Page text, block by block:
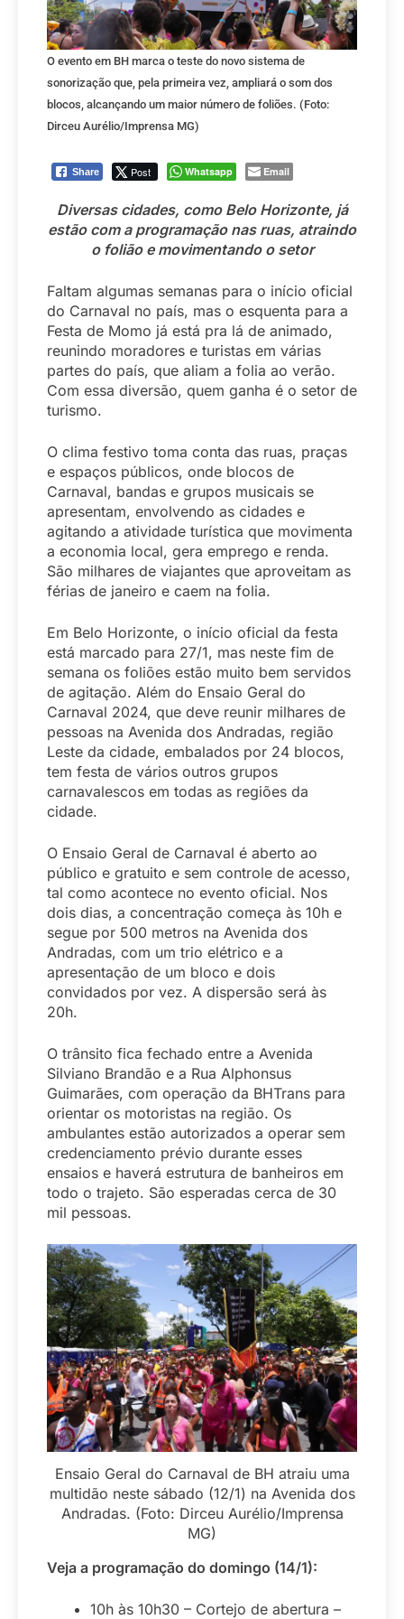
O evento em BH marca o teste do novo sistema de
sonorização que, pela primeira vez, ampliará o som dos
blocos, alcançando um maior número de foliões. (Foto:
Dirceu Aurélio/Imprensa MG)
Share Post Whatsapp Email
Diversas cidades, como Belo Horizonte, já
estão com a programação nas ruas, atraindo
o folião e movimentando o setor
Faltam algumas semanas para o início oficial
do Carnaval no país, mas o esquenta para a
Festa de Momo já está pra lá de animado,
reunindo moradores e turistas em várias
partes do país, que aliam a folia ao verão.
Com essa diversão, quem ganha é o setor de
turismo.
O clima festivo toma conta das ruas, praças
e espaços públicos, onde blocos de
Carnaval, bandas e grupos musicais se
apresentam, envolvendo as cidades e
agitando a atividade turística que movimenta
a economia local, gera emprego e renda.
São milhares de viajantes que aproveitam as
férias de janeiro e caem na folia.
Em Belo Horizonte, o início oficial da festa
está marcado para 27/1, mas neste fim de
semana os foliões estão muito bem servidos
de agitação. Além do Ensaio Geral do
Carnaval 2024, que deve reunir milhares de
pessoas na Avenida dos Andradas, região
Leste da cidade, embalados por 24 blocos,
tem festa de vários outros grupos
carnavalescos em todas as regiões da
cidade.
O Ensaio Geral de Carnaval é aberto ao
público e gratuito e sem controle de acesso,
tal como acontece no evento oficial. Nos
dois dias, a concentração começa às 10h e
segue por 500 metros na Avenida dos
Andradas, com um trio elétrico e a
apresentação de um bloco e dois
convidados por vez. A dispersão será às
20h.
O trânsito fica fechado entre a Avenida
Silviano Brandão e a Rua Alphonsus
Guimarães, com operação da BHTrans para
orientar os motoristas na região. Os
ambulantes estão autorizados a operar sem
credenciamento prévio durante esses
ensaios e haverá estrutura de banheiros em
todo o trajeto. São esperadas cerca de 30
mil pessoas.
Ensaio Geral do Carnaval de BH atraiu uma
multidão neste sábado (12/1) na Avenida dos
Andradas. (Foto: Dirceu Aurélio/Imprensa
MG)
Veja a programação do domingo (14/1):
10h às 10h30 – Cortejo de abertura –